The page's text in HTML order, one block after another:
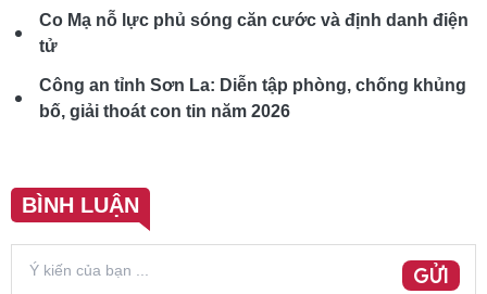
Co Mạ nỗ lực phủ sóng căn cước và định danh điện
tử
Công an tỉnh Sơn La: Diễn tập phòng, chống khủng
bố, giải thoát con tin năm 2026
BÌNH LUẬN
GỬI